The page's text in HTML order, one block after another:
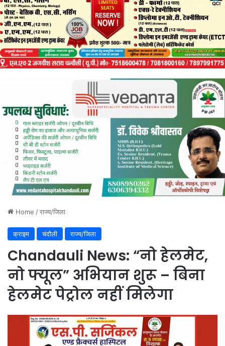
Home /राज्य/जिला
क्राइम चंदौली राज्य/जिला
Chandauli News: “नो हेलमेट,
नो फ्यूल” अभियान शुरू – बिना
हेलमेट पेट्रोल नहीं मिलेगा